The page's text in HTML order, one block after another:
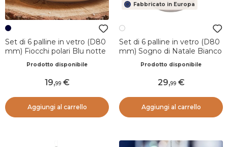
Set di 6 palline in vetro (D80
mm) Fiocchi polari Blu notte
Prodotto disponibile
19,99
Aggiungi al carrello
Fabbricato in Europa
Set di 6 palline in vetro (D80
mm) Sogno di Natale Bianco
Prodotto disponibile
29,99
Aggiungi al carrello